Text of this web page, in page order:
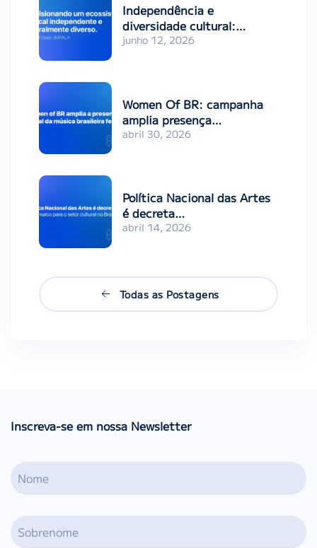
Independência e
diversidade cultural:…
junho 12, 2026
Women Of BR: campanha
amplia presença…
abril 30, 2026
Política Nacional das Artes
é decreta…
abril 14, 2026
Todas as Postagens
Inscreva-se em nossa Newsletter